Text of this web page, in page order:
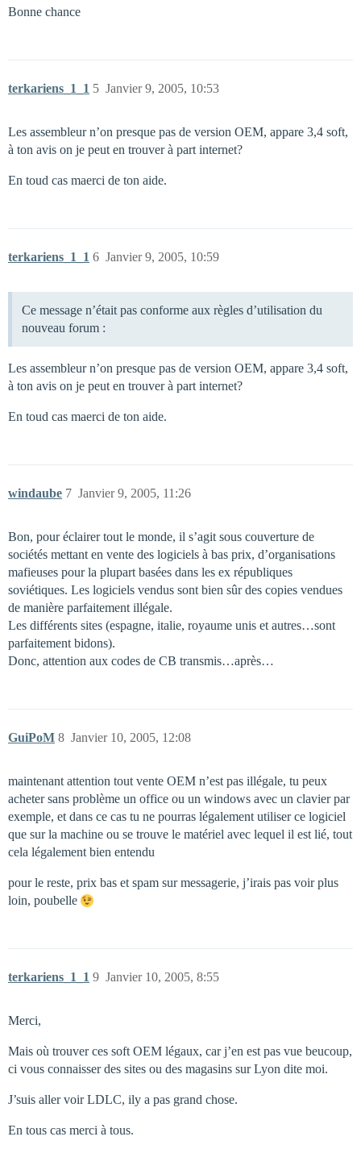
Bonne chance
terkariens_1_1 Janvier 9, 2005, 10:53
5
Les assembleur n’on presque pas de version OEM, appare 3,4 soft,
à ton avis on je peut en trouver à part internet?
En toud cas maerci de ton aide.
terkariens_1_1 Janvier 9, 2005, 10:59
6
Ce message n’était pas conforme aux règles d’utilisation du
nouveau forum :
Les assembleur n’on presque pas de version OEM, appare 3,4 soft,
à ton avis on je peut en trouver à part internet?
En toud cas maerci de ton aide.
windaube Janvier 9, 2005, 11:26
7
Bon, pour éclairer tout le monde, il s’agit sous couverture de
sociétés mettant en vente des logiciels à bas prix, d’organisations
mafieuses pour la plupart basées dans les ex républiques
soviétiques. Les logiciels vendus sont bien sûr des copies vendues
de manière parfaitement illégale.
Les différents sites (espagne, italie, royaume unis et autres…sont
parfaitement bidons).
Donc, attention aux codes de CB transmis…après…
GuiPoM Janvier 10, 2005, 12:08
8
maintenant attention tout vente OEM n’est pas illégale, tu peux
acheter sans problème un office ou un windows avec un clavier par
exemple, et dans ce cas tu ne pourras légalement utiliser ce logiciel
que sur la machine ou se trouve le matériel avec lequel il est lié, tout
cela légalement bien entendu
pour le reste, prix bas et spam sur messagerie, j’irais pas voir plus
loin, poubelle
terkariens_1_1 Janvier 10, 2005, 8:55
9
Merci,
Mais où trouver ces soft OEM légaux, car j’en est pas vue beucoup,
ci vous connaisser des sites ou des magasins sur Lyon dite moi.
J’suis aller voir LDLC, ily a pas grand chose.
En tous cas merci à tous.